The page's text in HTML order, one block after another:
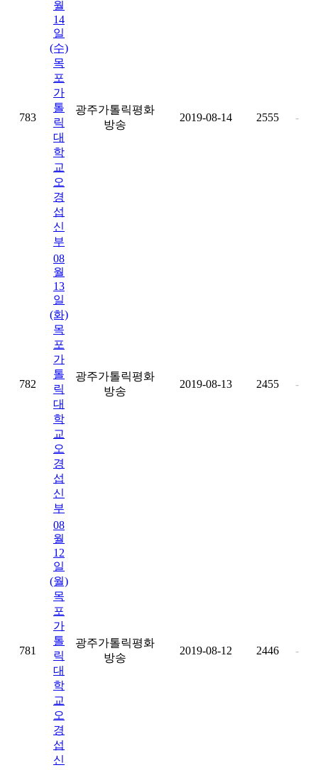
783
월
14
일
(수)
목
포
가
톨
릭
대
학
교
오
경
섭
신
부
광주가톨릭평화
방송
2019-08-14 2555 -
782
08
월
13
일
(화)
목
포
가
톨
릭
대
학
교
오
경
섭
신
부
광주가톨릭평화
방송
2019-08-13 2455 -
781
08
월
12
일
(월)
목
포
가
톨
릭
대
학
교
오
경
섭
신
광주가톨릭평화
방송
2019-08-12 2446 -